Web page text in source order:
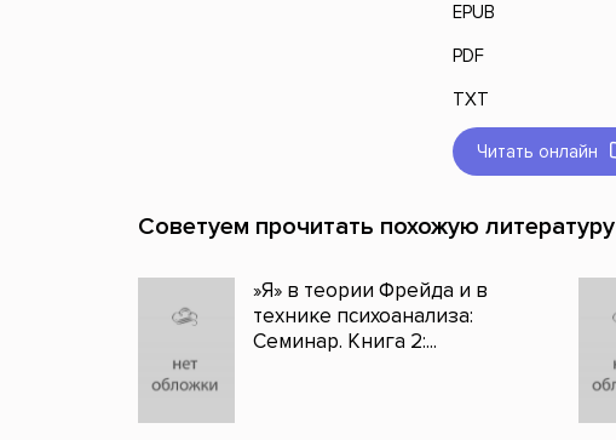
EPUB
PDF
TXT
Читать онлайн
Советуем прочитать похожую литературу
»Я» в теории Фрейда и в
технике психоанализа:
Семинар. Книга 2:...